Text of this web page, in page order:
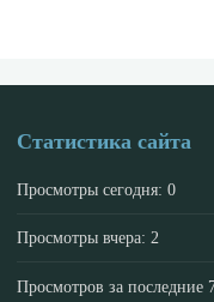
Статистика сайта
Просмотры сегодня:0
Просмотры вчера: 2
Просмотров за последние